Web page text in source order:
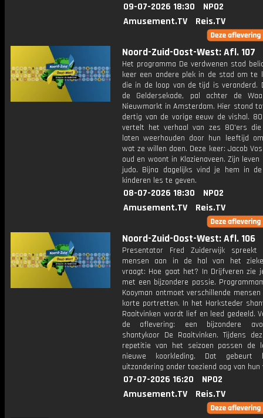
09-07-2026 18:30
NPO2
Amusement.TV
Reis.TV
Noord-Zuid-Oost-West: Afl. 107
Het programma De verdwenen stad
keer een andere plek in de stad om te
die in de loop van de tijd is veranderd.
de Geldersekade, pal achter de
Nieuwmarkt in Amsterdam. Hier stond
dertig van de vorige eeuw de vishal.
vertelt het verhaal van zes 80'ers
laten weerhouden door hun leeftijd
wat ze willen doen. Deze keer: Jacob
oud en woont in Klazienaveen. Zijn
judo. Bijna dagelijks vind je hem in
kinderen les te geven.
08-07-2026 18:30
NPO2
Amusement.TV
Reis.TV
Noord-Zuid-Oost-West: Afl. 106
Presentator Fred Zuiderwijk spreekt
mensen aan in de hal van het
vraagt: Hoe gaat het? In Drijfveren zie
met een bijzondere passie.
Kooyman ontmoet verschillende
korte portretten. In het Harksteder
Raaitvinken wordt lief en leed gedeeld.
de aflevering: een bijzondere
shantykoor De Raaitvinken. Tijdens
repetitie van het seizoen passen de
nieuwe koorkleding. Dat gebeurt
uitzondering onder toeziend oog van hun
07-07-2026 16:20
NPO2
Amusement.TV
Reis.TV